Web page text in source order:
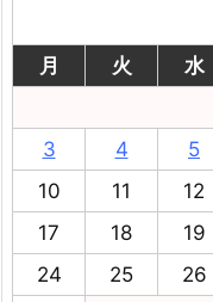
月
火 水
3
4 5
10
11 12
17
18 19
24
25 26